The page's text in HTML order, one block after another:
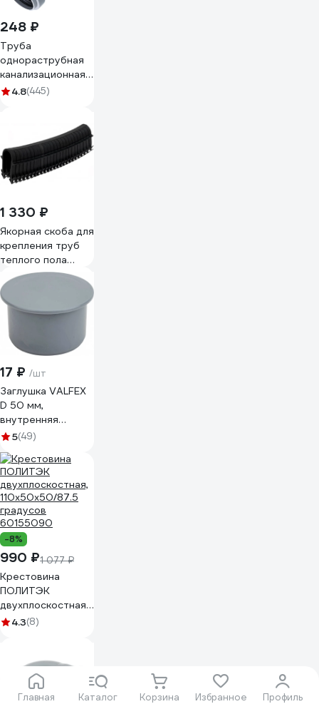
Главная Каталог Корзина Избранное Профиль
248 ₽
Труба
однораструбная
канализационная
HTEM 50х1000
4.8(445)
1 330 ₽
Якорная скоба для
крепления труб
теплого пола
Sankom 50 мм, 25
шт. в кассете 300
шт. упаковка
02ANC50
17 ₽ /шт
Заглушка VALFEX
D 50 мм,
внутренняя
канализация
5(49)
-8%
990 ₽1 077 ₽
Крестовина
ПОЛИТЭК
двухплоскостная,
110х50х50/87.5
4.3(8)